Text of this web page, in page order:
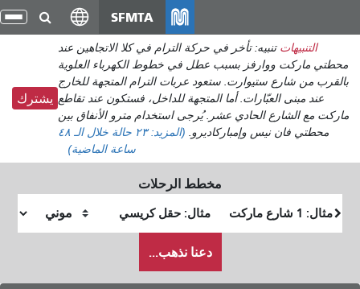
المحتوى
الرئيسي
تبديل
التنقل
تنبيه: تأخر في حركة الترام في كلا الاتجاهين عند
بسبب عطل في خطوط الكهرباء العلوية
ستيوارت. ستعود عربات الترام المتجهة للخارج
أما المتجهة للداخل، فستكون عند تقاطع
الحادي عشر. يُرجى استخدام مترو الأنفاق بين
نيس وإمباركاديرو.(المزيد:٢٣ حالة
خلال الـ ٤٨
يشترك
مخطط الرحلات
البداية
النهاية
في